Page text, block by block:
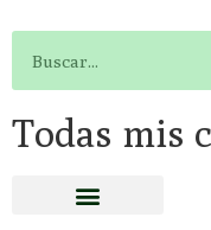
Todas mis